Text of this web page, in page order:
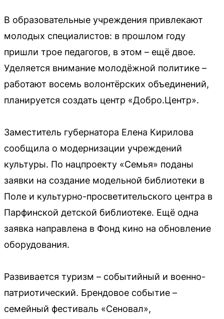
В образовательные учреждения привлекают
молодых специалистов: в прошлом году
пришли трое педагогов, в этом – ещё двое.
Уделяется внимание молодёжной политике –
работают восемь волонтёрских объединений,
планируется создать центр «Добро.Центр».
Заместитель губернатора Елена Кирилова
сообщила о модернизации учреждений
культуры. По нацпроекту «Семья» поданы
заявки на создание модельной библиотеки в
Поле и культурно-просветительского центра в
Парфинской детской библиотеке. Ещё одна
заявка направлена в Фонд кино на обновление
оборудования.
Развивается туризм – событийный и военно-
патриотический. Брендовое событие –
семейный фестиваль «Сеновал»,